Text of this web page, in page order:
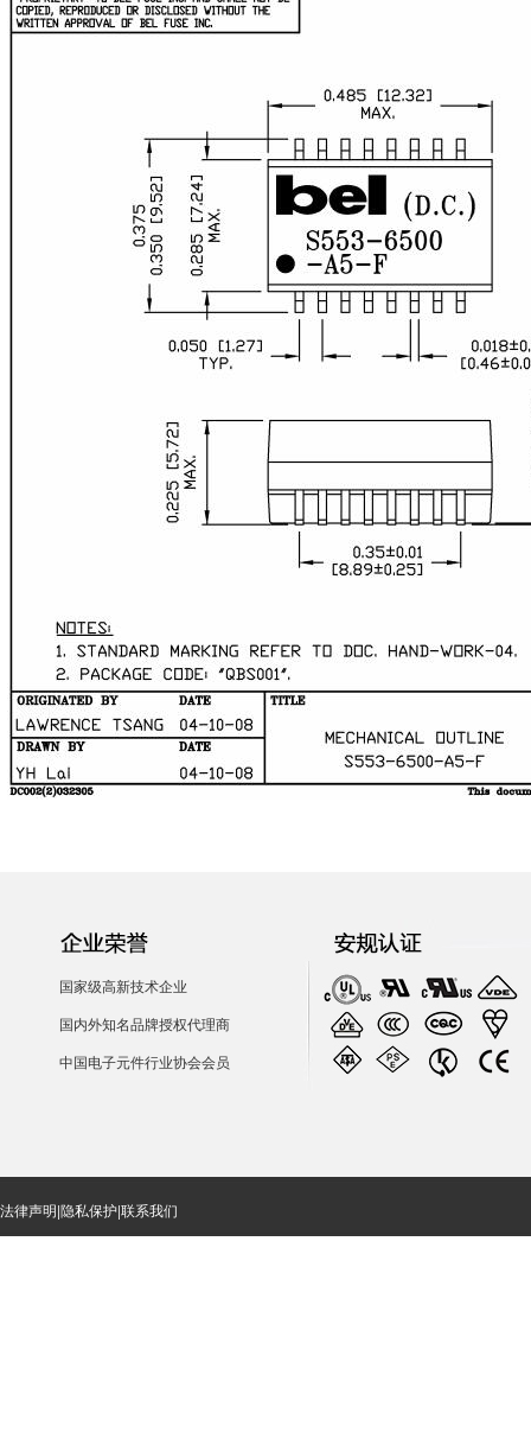
国家级高新技术企业
国内外知名品牌授权代理商
中国电子元件行业协会会员
法律声明|隐私保护|联系我们